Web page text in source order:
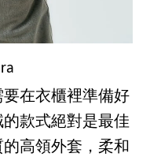
在衣櫃裡準備好
款式絕對是最佳
高領外套，柔和